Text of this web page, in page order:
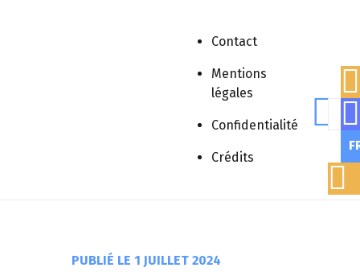
Contact
Mentions
légales
Confidentialité
Crédits
»
Adéquation de
la prise en charge des patients avec
PUBLIÉ LE 1 JUILLET 2024